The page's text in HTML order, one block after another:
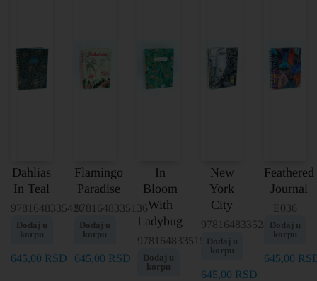
Dahlias
In Teal
9781648335426
Dodaj u
korpu
645,00 RSD
Flamingo
Paradise
9781648335136
Dodaj u
korpu
645,00 RSD
In
Bloom
With
Ladybug
9781648335150
Dodaj u
korpu
New
York
City
9781648335242
Dodaj u
korpu
645,00 RSD
Feathered
Journal
E036
Dodaj u
korpu
645,00